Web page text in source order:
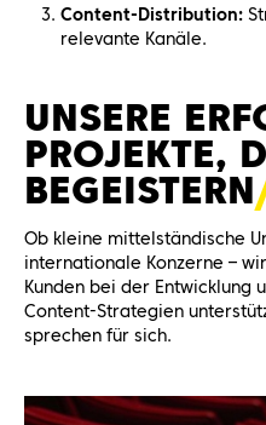
Content-Distribution:
relevante Kanäle.
UNSERE
PROJEKTE,
BEGEISTERN
Ob kleine mittelständische
internationale Konzerne –
Kunden bei der Entwicklung
Content-Strategien
sprechen für sich.